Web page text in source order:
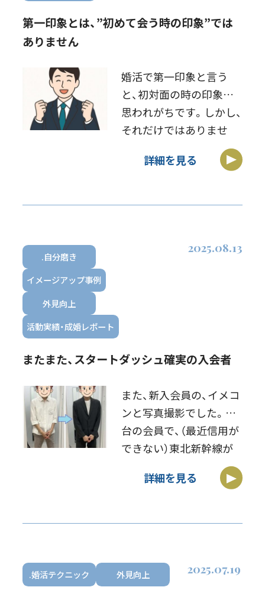
第一印象とは、”初めて会う時の印象”では
ありません
婚活で第一印象と言う
と、初対面の時の印象と
思われがちです。しかし、
それだけではありませ
ん。毎回のデートで、待ち
合わせで会った時の印象
すごく重要です！ 初回の
詳細を見る
.自分磨き
イメージアップ事例
外見向上
活動実績・成婚レポート
2025.08.13
またまた、スタートダッシュ確実の入会者
また、新入会員の、イメコ
ンと写真撮影でした。仙
台の会員で、（最近信用が
できない）東北新幹線が
動いているのか、ドキド
キでしたが、定刻に待ち
詳細を見る
.婚活テクニック 外見向上 2025.07.19